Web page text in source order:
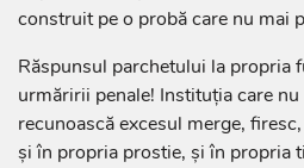
construit pe o probă care nu mai
Răspunsul parchetului la propria
urmăririi penale! Instituția care
recunoască excesul merge,
și în propria prostie, și în propria